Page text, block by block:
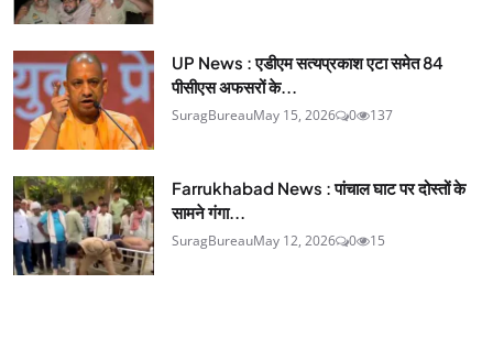
UP News : एडीएम सत्यप्रकाश एटा समेत 84
पीसीएस अफसरों के...
SuragBureauMay 15, 2026 0 137
Farrukhabad News : पांचाल घाट पर दोस्तों के
सामने गंगा...
SuragBureauMay 12, 2026 0 15